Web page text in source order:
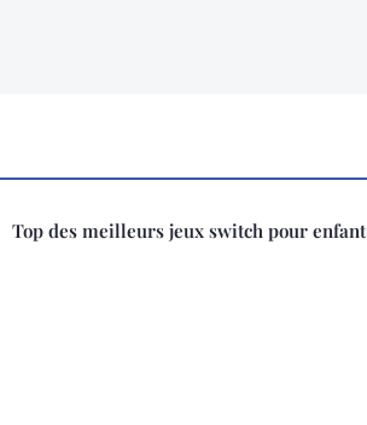
Top des meilleurs jeux switch pour enfant